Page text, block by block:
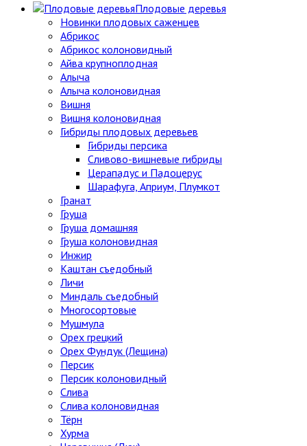
Плодовые деревья
Новинки плодовых саженцев
Абрикос
Абрикос колоновидный
Айва крупноплодная
Алыча
Алыча колоновидная
Вишня
Вишня колоновидная
Гибриды плодовых деревьев
Гибриды персика
Сливово-вишневые гибриды
Церападус и Падоцерус
Шарафуга, Априум, Плумкот
Гранат
Груша
Груша домашняя
Груша колоновидная
Инжир
Каштан съедобный
Личи
Миндаль съедобный
Многосортовые
Мушмула
Орех грецкий
Орех Фундук (Лещина)
Персик
Персик колоновидный
Слива
Слива колоновидная
Тёрн
Хурма